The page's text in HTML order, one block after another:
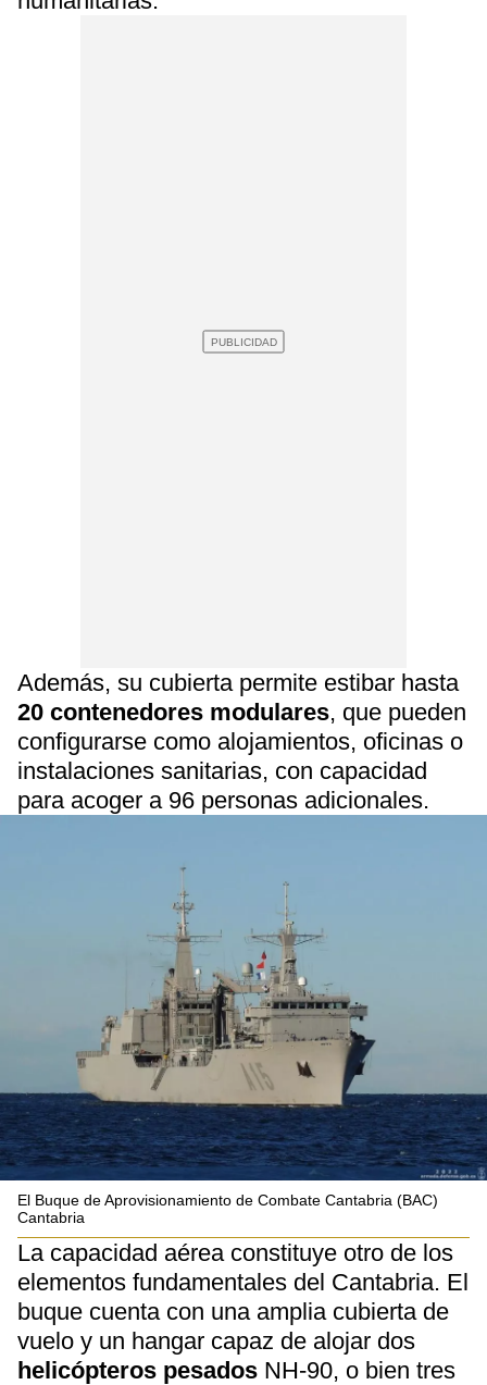
Además, su cubierta permite estibar hasta
20 contenedores modulares, que pueden
configurarse como alojamientos, oficinas o
instalaciones sanitarias, con capacidad
para acoger a 96 personas adicionales.
El Buque de Aprovisionamiento de Combate Cantabria (BAC)
Cantabria
La capacidad aérea constituye otro de los
elementos fundamentales del Cantabria. El
buque cuenta con una amplia cubierta de
vuelo y un hangar capaz de alojar dos
helicópteros pesados NH-90, o bien tres